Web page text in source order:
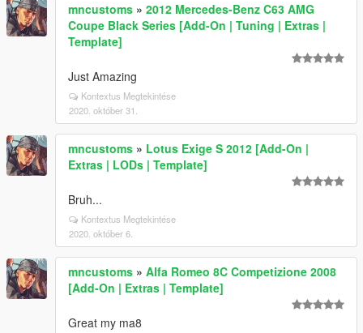
mncustoms » 2012 Mercedes-Benz C63 AMG
Coupe Black Series [Add-On | Tuning | Extras |
Template]
Just Amazing
Kontextus Megtekintése
2020. október 31.
mncustoms » Lotus Exige S 2012 [Add-On |
Extras | LODs | Template]
Bruh...
Kontextus Megtekintése
2020. október 6.
mncustoms » Alfa Romeo 8C Competizione 2008
[Add-On | Extras | Template]
Great my ma8